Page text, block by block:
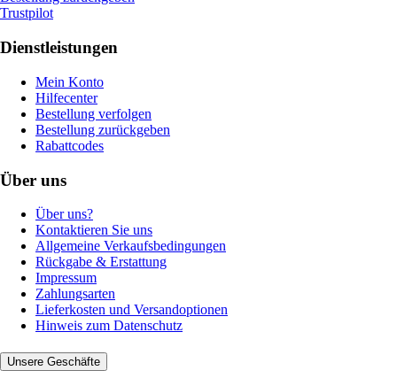
Trustpilot
Dienstleistungen
Mein Konto
Hilfecenter
Bestellung verfolgen
Bestellung zurückgeben
Rabattcodes
Über uns
Über uns?
Kontaktieren Sie uns
Allgemeine Verkaufsbedingungen
Rückgabe & Erstattung
Impressum
Zahlungsarten
Lieferkosten und Versandoptionen
Hinweis zum Datenschutz
Unsere Geschäfte